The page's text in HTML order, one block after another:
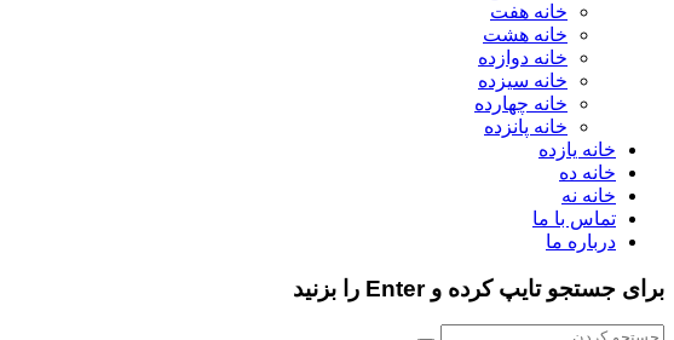
خانه هفت
خانه هشت
خانه دوازده
خانه سیزده
خانه چهارده
خانه پانزده
خانه یازده
خانه ده
خانه نه
تماس با ما
درباره ما
برای جستجو تایپ کرده و Enter را بزنید